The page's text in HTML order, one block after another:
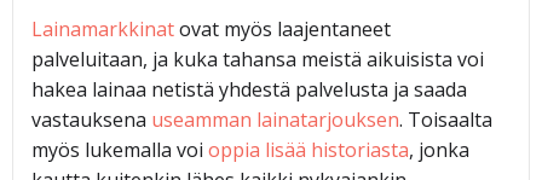
Lainamarkkinatovat myös laajentaneet
palveluitaan, ja kuka tahansa meistä aikuisista voi
hakea lainaa netistä yhdestä palvelusta ja saada
vastauksena useamman lainatarjouksen. Toisaalta
myös lukemalla voi oppia lisää historiasta, jonka